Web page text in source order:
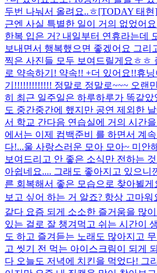
두번 나눠서 올려요..ㅎ[TODAY 태현
근엔 사실 특별한 일이 거의 없었어
한복 입은 거? 내일부터 연휴라는데
보내면서 행복했으면 좋겠어요 그리
찍은 사진들 모두 보여드릴게요ㅎㅎ
로 약속하기! 약속!! +더 있어요!!휴
기!!!!!!!!!!!!! 정말로 정말로~~~ 오랜
히 최근 일주일은 하루하루가 똑같
도 중간중간에 했지만 공연 제외한
서 학교 간다음 연습실에 거의 시간
에서는 이제 컴백준비 를 하면서 계
다!...울 사랑스러운 모아 모아~ 미안
보여드리고 안 좋은 소식만 전하는
아쉽네요.... 그래도 좋아지고 있으니
른 회복해서 좋은 모습으로 찾아뵐게
보고 싶어 하는 거 알죠? 항상 고마
같다 요즘 되게 소소한 즐거움을 많
있는 걸로 잘 챙겨먹고 쉬는 시간이
도 하고 즐겨듣는 노래도 많아지고
고 씻기 전 먹는 아이스크림이 되게
다 오늘도 저녁에 치킨을 먹었다! 그